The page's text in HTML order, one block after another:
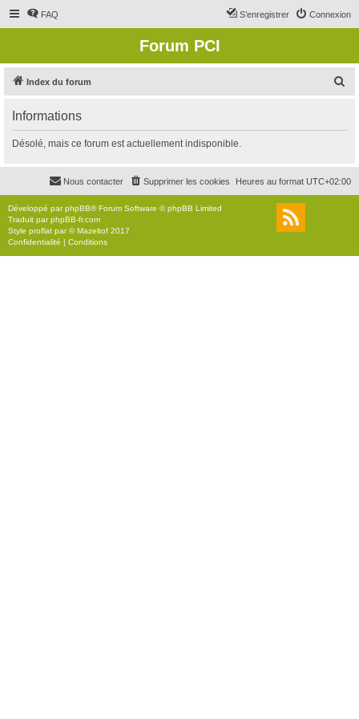
FAQ Connexion
S’enregistrer
Forum PCI
Index du forum
r
c
r
Informations
Désolé, mais ce forum est actuellement indisponible.
Heures au format UTC+02:00
Supprimer les cookies
Nous contacter
Développé parphpBB® Forum Software © phpBB Limited
Traduit parphpBB-fr.com
Style proflat par ©Mazeltof 2017
Confidentialité | Conditions